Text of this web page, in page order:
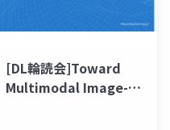
[DL輪読会]Toward
Multimodal Image-